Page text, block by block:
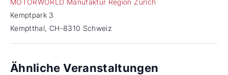
MOTORWORLD Manufaktur Region Zürich
Kemptpark 3
Kemptthal, CH-8310 Schweiz
Ähnliche Veranstaltungen